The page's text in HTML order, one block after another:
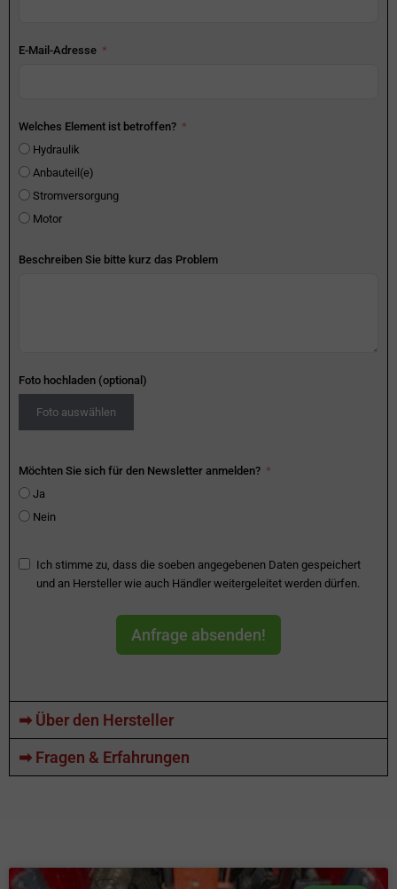
E-Mail-Adresse
Welches Element ist betroffen?
Hydraulik
Anbauteil(e)
Stromversorgung
Motor
Beschreiben Sie bitte kurz das Problem
Foto hochladen (optional)
Foto auswählen
Möchten Sie sich für den Newsletter anmelden?
Ja
Nein
Ich stimme zu, dass die soeben angegebenen Daten gespeichert
und an Hersteller wie auch Händler weitergeleitet werden dürfen.
Anfrage absenden!
➡ Über den Hersteller
➡ Fragen & Erfahrungen